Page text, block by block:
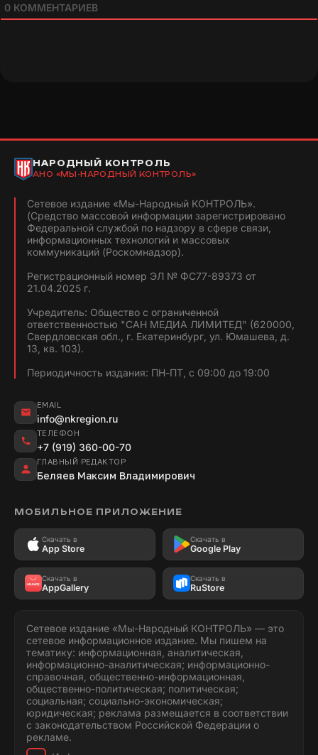
0 КОММЕНТАРИЕВ
НАРОДНЫЙ КОНТРОЛЬ
АНО «МЫ-НАРОДНЫЙ КОНТРОЛЬ»
Сетевое издание «Мы-Народный КОНТРОЛЬ».
(Средство массовой информации зарегистрировано
Федеральной службой по надзору в сфере связи,
информационных технологий и массовых
коммуникаций (Роскомнадзор).
Регистрационный номер ЭЛ № ФС77-89373 от
21.04.2025 г.
Учредитель: Общество с ограниченной
ответственностью "САН МЕДИА ЛИМИТЕД" (620000,
Свердловская обл., г. Екатеринбург, ул. Юмашева, д.
13, кв. 103).
Периодичность издания: ПН-ПТ, с 09:00 до 19:00
EMAIL
info@nkregion.ru
ТЕЛЕФОН
+7 (919) 360-00-70
ГЛАВНЫЙ РЕДАКТОР
Беляев Максим Владимирович
МОБИЛЬНОЕ ПРИЛОЖЕНИЕ
Скачать в
App Store
Скачать в
Google Play
Скачать в
AppGallery
Скачать в
RuStore
Сетевое издание «Мы-Народный КОНТРОЛЬ» — это
сетевое информационное издание. Мы пишем на
тематику: информационная, аналитическая,
информационно-аналитическая; информационно-
справочная, общественно-информационная,
общественно-политическая; политическая;
социальная; социально-экономическая;
юридическая; реклама размещается в соответствии
с законодательством Российской Федерации о
рекламе.